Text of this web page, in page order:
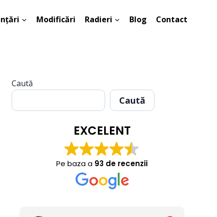
Modificări Radieri Blog Contact
Caută
Caută
EXCELENT
Pe baza a 93 de recenzii